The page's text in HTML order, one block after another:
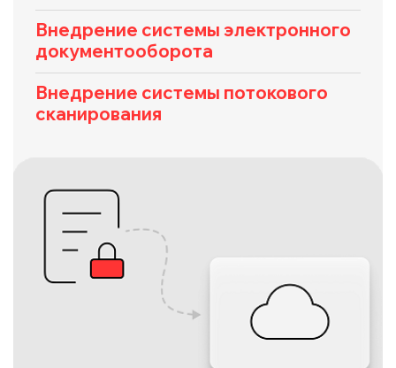
Внедрение системы электронного
документооборота
Внедрение системы потокового
сканирования